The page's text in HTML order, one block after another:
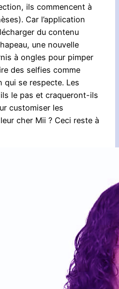
ils commencent à
Car l’application
du contenu
une nouvelle
à ongles pour pimper
des selfies comme
qui se respecte. Les
le pas et craqueront-ils
customiser les
cher Mii ? Ceci reste à